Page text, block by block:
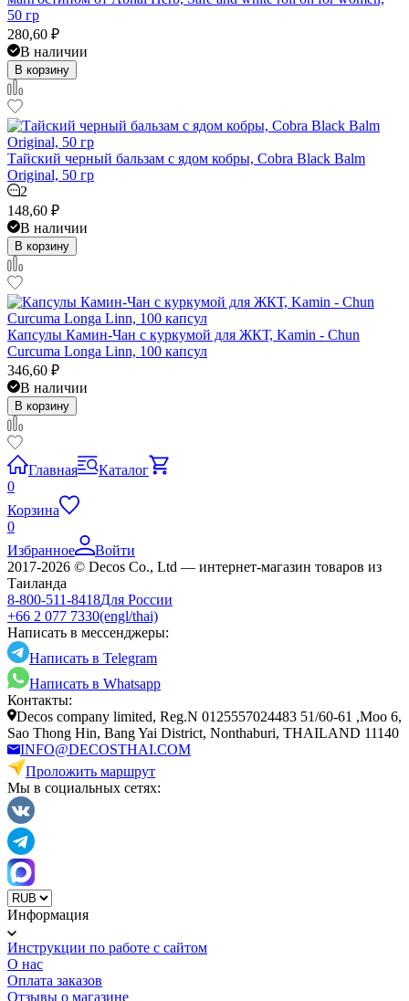
50 гр
280,60 ₽
В наличии
В корзину
Тайский черный бальзам с ядом кобры, Cobra Black Balm
Original, 50 гр
2
148,60 ₽
В наличии
В корзину
Капсулы Камин-Чан с куркумой для ЖКТ, Kamin - Chun
Curcuma Longa Linn, 100 капсул
346,60 ₽
В наличии
В корзину
Главная
Каталог
0
Корзина
0
Избранное
Войти
2017-2026 © Decos Co., Ltd — интернет-магазин товаров из
Таиланда
8-800-511-8418Для России
+66 2 077 7330(engl/thai)
Написать в мессенджеры:
Написать в Telegram
Написать в Whatsapp
Контакты:
Decos company limited, Reg.N 0125557024483 51/60-61 ,Moo 6,
Sao Thong Hin, Bang Yai District, Nonthaburi, THAILAND 11140
INFO@DECOSTHAI.COM
Проложить маршрут
Мы в социальных сетях:
Информация
Инструкции по работе с сайтом
О нас
Оплата заказов
Отзывы о магазине